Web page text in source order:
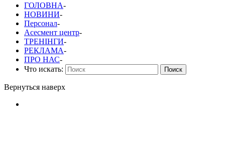
ГОЛОВНА-
НОВИНИ-
Персонал-
Асесмент центр-
ТРЕНІНГИ-
РЕКЛАМА-
ПРО НАС-
Что искать:
Поиск
Вернуться наверх